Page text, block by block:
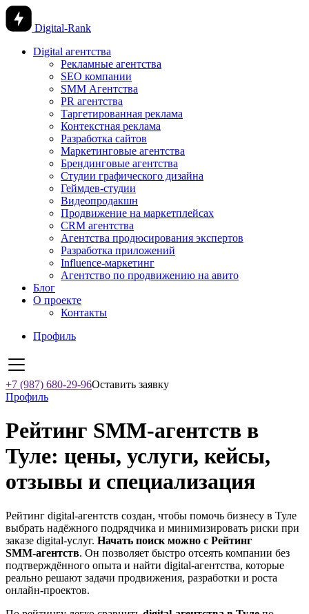
Digital-Rank
Digital агентства
Рекламные агентства
SEO компании
SMM Агентства
PR агентства
Таргетированная реклама
Контекстная реклама
Разработка сайтов
Маркетинговые агентства
Брендинговые агентства
Студии графического дизайна
Геймдев-студии
Видеопродакшн
Продвижение на маркетплейсах
CRM агентства
Агентства продюсирования экспертов
Разработка приложений
Influence-маркетинг
Агентство по продвижению на авито
Блог
О проекте
Контакты
Профиль
+7 (987) 680-29-96Оставить заявку
Профиль
Рейтинг SMM‑агентств в
Туле: цены, услуги, кейсы,
отзывы и специализация
Рейтинг digital-агентств создан, чтобы помочь бизнесу в Туле
выбрать надёжного подрядчика и минимизировать риски при
заказе digital-услуг. Начать поиск можно с Рейтинг
SMM‑агентств. Он позволяет быстро отсеять компании без
подтверждённого опыта и найти digital-агентства, которые
реально решают задачи продвижения, разработки и роста
онлайн-проектов.